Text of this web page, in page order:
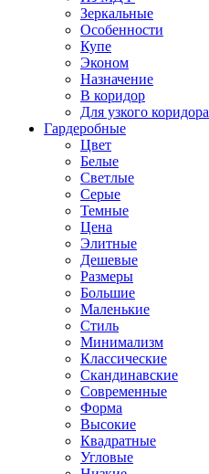
Зеркальные
Особенности
Купе
Эконом
Назначение
В коридор
Для узкого коридора
Гардеробные
Цвет
Белые
Светлые
Серые
Темные
Цена
Элитные
Дешевые
Размеры
Большие
Маленькие
Стиль
Минимализм
Классические
Скандинавские
Современные
Форма
Высокие
Квадратные
Угловые